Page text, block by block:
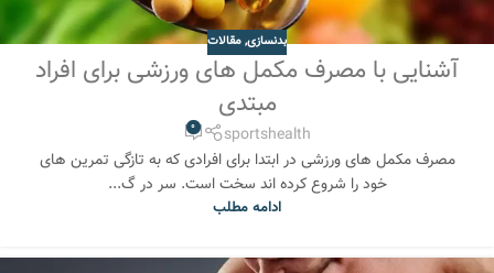
بدنسازی,مقالات
آشنایی با مصرف مکمل های ورزشی برای افراد
مبتدی
sportshealth
0
مصرف مکمل های ورزشی در ابتدا برای افرادی که به تازگی تمرین های
خود را شروع کرده اند سخت است. سر در گ...
ادامه مطلب